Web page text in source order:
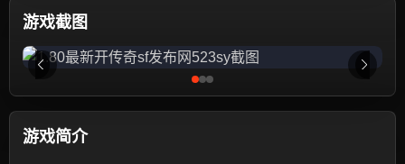
游戏截图
游戏简介